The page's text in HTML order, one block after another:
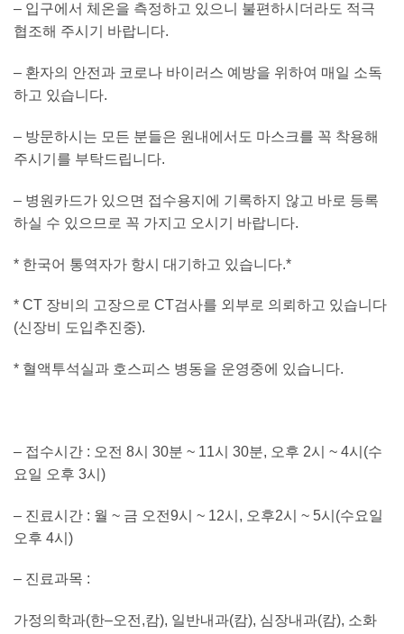
– 입구에서 체온을 측정하고 있으니 불편하시더라도 적극
협조해 주시기 바랍니다.
– 환자의 안전과 코로나 바이러스 예방을 위하여 매일 소독
하고 있습니다.
– 방문하시는 모든 분들은 원내에서도 마스크를 꼭 착용해
주시기를 부탁드립니다.
– 병원카드가 있으면 접수용지에 기록하지 않고 바로 등록
하실 수 있으므로 꼭 가지고 오시기 바랍니다.
* 한국어 통역자가 항시 대기하고 있습니다.*
* CT 장비의 고장으로 CT검사를 외부로 의뢰하고 있습니다
(신장비 도입추진중).
* 혈액투석실과 호스피스 병동을 운영중에 있습니다.
– 접수시간 : 오전 8시 30분 ~ 11시 30분, 오후 2시 ~ 4시 (수
요일 오후 3시 )
– 진료시간 : 월 ~ 금 오전9시 ~ 12시 , 오후2시 ~ 5시 (수요일
오후 4시 )
– 진료과목 :
가정의학과(한–오전 ,캄), 일반내과(캄), 심장내과(캄), 소화